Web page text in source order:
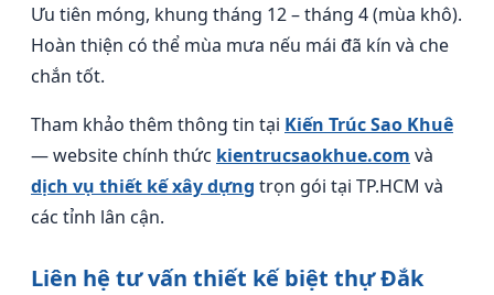
Ưu tiên móng, khung tháng 12 – tháng 4 (mùa khô).
Hoàn thiện có thể mùa mưa nếu mái đã kín và che
chắn tốt.
Tham khảo thêm thông tin tại Kiến Trúc Sao Khuê
— website chính thức kientrucsaokhue.com và
dịch vụ thiết kế xây dựng trọn gói tại TP.HCM và
các tỉnh lân cận.
Liên hệ tư vấn thiết kế biệt thự Đắk